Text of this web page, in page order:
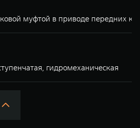
муфтой в приводе передних
гидромеханическая